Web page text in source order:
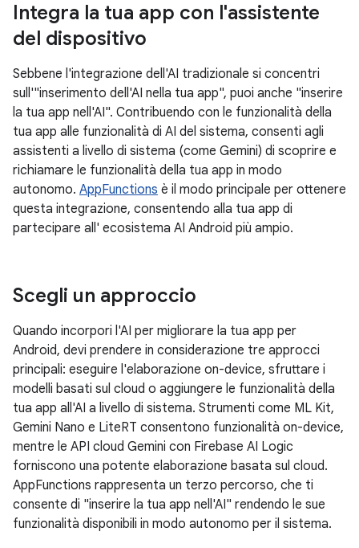
Integra la tua app con l'assistente
del dispositivo
Sebbene l'integrazione dell'AI tradizionale si concentri
sull'"inserimento dell'AI nella tua app", puoi anche "inserire
la tua app nell'AI". Contribuendo con le funzionalità della
tua app alle funzionalità di AI del sistema, consenti agli
assistenti a livello di sistema (come Gemini) di scoprire e
richiamare le funzionalità della tua app in modo
autonomo. AppFunctions è il modo principale per ottenere
questa integrazione, consentendo alla tua app di
partecipare all' ecosistema AI Android più ampio.
Scegli un approccio
Quando incorpori l'AI per migliorare la tua app per
Android, devi prendere in considerazione tre approcci
principali: eseguire l'elaborazione on-device, sfruttare i
modelli basati sul cloud o aggiungere le funzionalità della
tua app all'AI a livello di sistema. Strumenti come ML Kit,
Gemini Nano e LiteRT consentono funzionalità on-device,
mentre le API cloud Gemini con Firebase AI Logic
forniscono una potente elaborazione basata sul cloud.
AppFunctions rappresenta un terzo percorso, che ti
consente di "inserire la tua app nell'AI" rendendo le sue
funzionalità disponibili in modo autonomo per il sistema.